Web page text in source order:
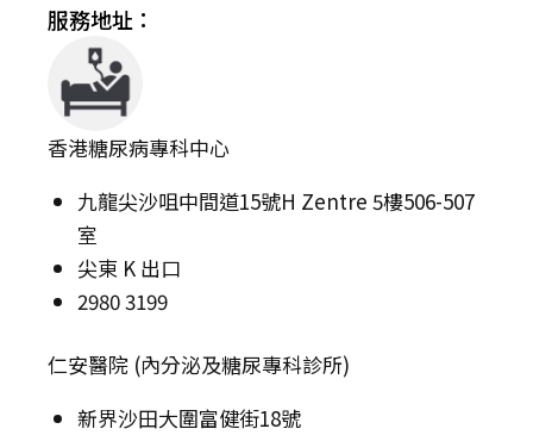
服務地址：
香港糖尿病專科中心
九龍尖沙咀中間道15號H Zentre 5樓506-507
室
尖東 K 出口
2980 3199
仁安醫院 (內分泌及糖尿專科診所)
新界沙田大圍富健街18號